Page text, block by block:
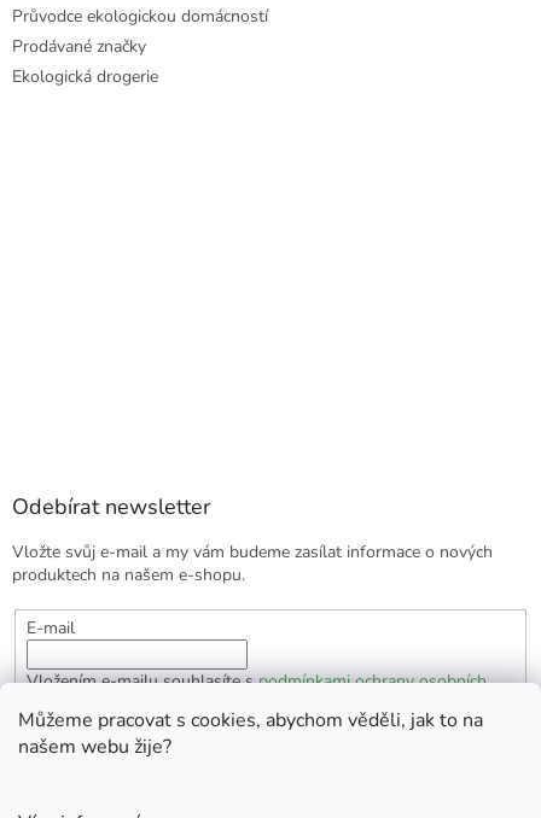
Můžeme pracovat s cookies, abychom věděli, jak to na
našem webu žije?
Průvodce ekologickou domácností
Prodávané značky
Ekologická drogerie
Odebírat newsletter
Vložte svůj e-mail a my vám budeme zasílat informace o nových
produktech na našem e-shopu.
E-mail
Vložením e-mailu souhlasíte spodmínkami ochrany osobních
PŘIHLÁSIT SE